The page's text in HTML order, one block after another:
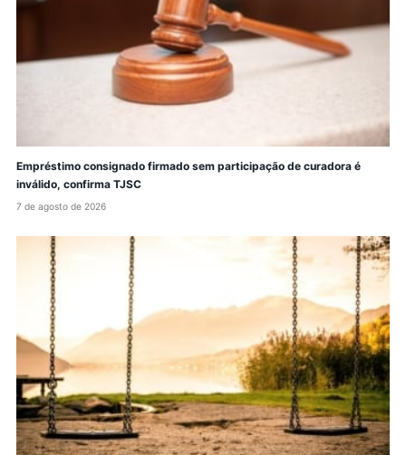
Empréstimo consignado firmado sem participação de curadora é
inválido, confirma TJSC
7 de agosto de 2026